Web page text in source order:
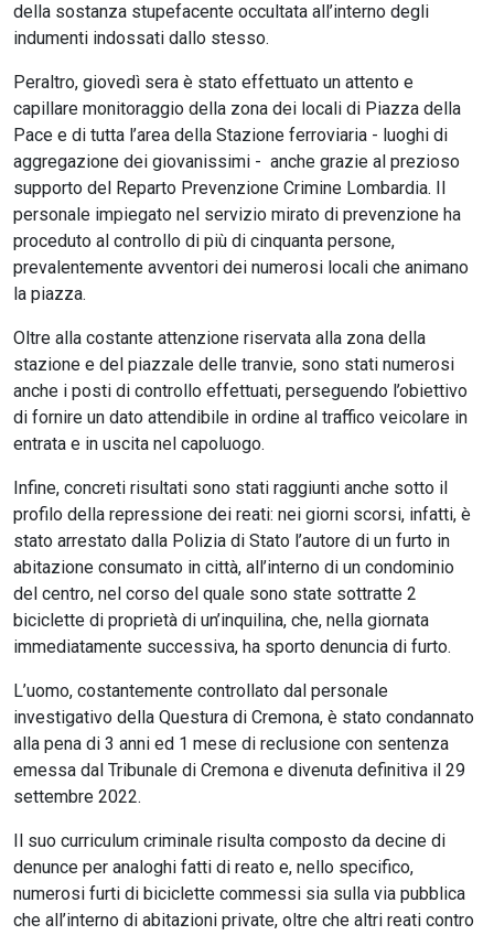
della sostanza stupefacente occultata all’interno degli
indumenti indossati dallo stesso.
Peraltro, giovedì sera è stato effettuato un attento e
capillare monitoraggio della zona dei locali di Piazza della
Pace e di tutta l’area della Stazione ferroviaria - luoghi di
aggregazione dei giovanissimi - anche grazie al prezioso
supporto del Reparto Prevenzione Crimine Lombardia. Il
personale impiegato nel servizio mirato di prevenzione ha
proceduto al controllo di più di cinquanta persone,
prevalentemente avventori dei numerosi locali che animano
la piazza.
Oltre alla costante attenzione riservata alla zona della
stazione e del piazzale delle tranvie, sono stati numerosi
anche i posti di controllo effettuati, perseguendo l’obiettivo
di fornire un dato attendibile in ordine al traffico veicolare in
entrata e in uscita nel capoluogo.
Infine, concreti risultati sono stati raggiunti anche sotto il
profilo della repressione dei reati: nei giorni scorsi, infatti, è
stato arrestato dalla Polizia di Stato l’autore di un furto in
abitazione consumato in città, all’interno di un condominio
del centro, nel corso del quale sono state sottratte 2
biciclette di proprietà di un’inquilina, che, nella giornata
immediatamente successiva, ha sporto denuncia di furto.
L’uomo, costantemente controllato dal personale
investigativo della Questura di Cremona, è stato condannato
alla pena di 3 anni ed 1 mese di reclusione con sentenza
emessa dal Tribunale di Cremona e divenuta definitiva il 29
settembre 2022.
Il suo curriculum criminale risulta composto da decine di
denunce per analoghi fatti di reato e, nello specifico,
numerosi furti di biciclette commessi sia sulla via pubblica
che all’interno di abitazioni private, oltre che altri reati contro